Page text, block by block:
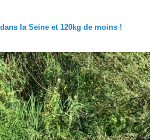
la Seine et 120kg de moins !